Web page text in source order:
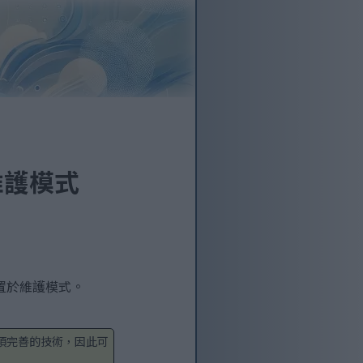
模式
維護模式。
完善的技術，因此可